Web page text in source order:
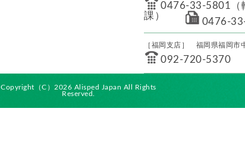
0476-33-5801（
課）
0476-
［福岡支店］ 福岡県福岡
092-720-5370
Copyright（C）2026 Alisped Japan All Rights
Reserved.